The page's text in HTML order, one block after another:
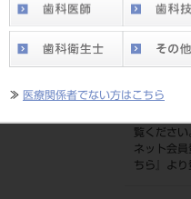
≫ 医療関係者でない方はこちら
202490610
JAN/EANコ
標準価格
覧ください
ネット会員
ちら
』よ